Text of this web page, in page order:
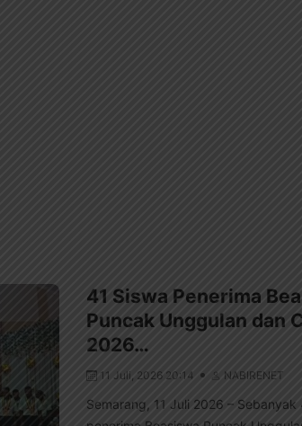
41 Siswa Penerima
Puncak Unggulan dan
2026…
11 Juli, 2026 20:14 NABIRENET
Semarang, 11 Juli 2026 – Sebanyak